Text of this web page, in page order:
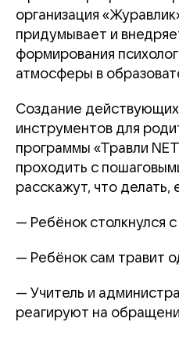
организация
придумывает и
формирования
атмосферы в
Создание действующих
инструментов для
программы «Травли
проходить с
расскажут, что делать,
— Ребёнок столкнулся
— Ребёнок сам травит
— Учитель и
реагируют на